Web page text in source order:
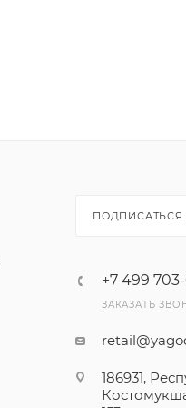
+7 499
ЗАКАЗАТЬ
186931,